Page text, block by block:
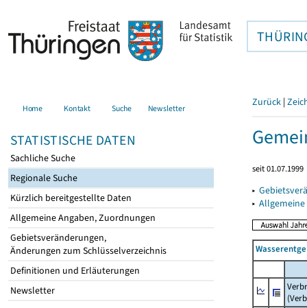
Home Kontakt Suche Newsletter
STATISTISCHE DATEN
Sachliche Suche
Regionale Suche
Kürzlich bereitgestellte Daten
Allgemeine Angaben, Zuordnungen
Gebietsveränderungen,
Änderungen zum Schlüsselverzeichnis
Definitionen und Erläuterungen
Newsletter
Zurück |
seit 01.07.1999
▸
▸